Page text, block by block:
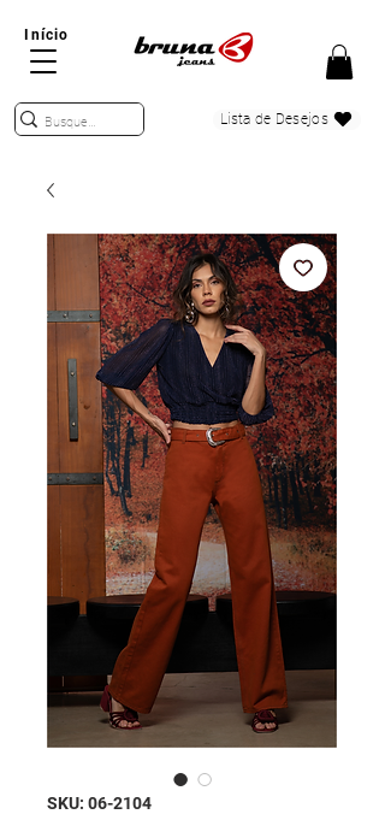
Início
Lista de Desejos
SKU: 06-2104